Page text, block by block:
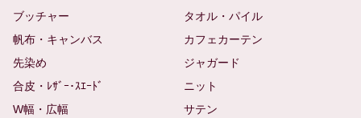
ブッチャー
タオル・パイル
帆布・キャンバス
カフェカーテン
先染め
ジャガード
合皮・ﾚｻﾞｰ･ｽｴｰﾄﾞ
ニット
W幅・広幅
サテン